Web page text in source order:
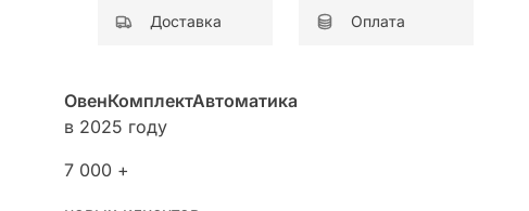
Доставка Оплата
ОвенКомплектАвтоматика
в 2025 году
7 000 +